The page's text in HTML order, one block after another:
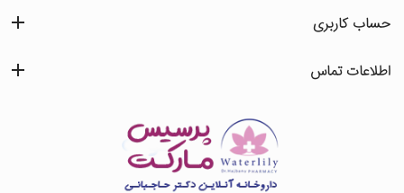
حساب کاربری
اطلاعات تماس